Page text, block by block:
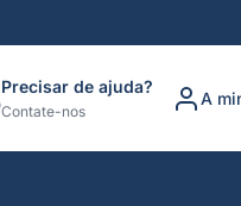
Precisar de ajuda?
Contate-nos
A